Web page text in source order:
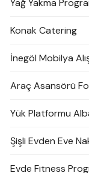
Konak Catering
İnegöl Mobilya
Araç Asansörü
Yük Platformu
Şişli Evden Eve
Evde Fitness